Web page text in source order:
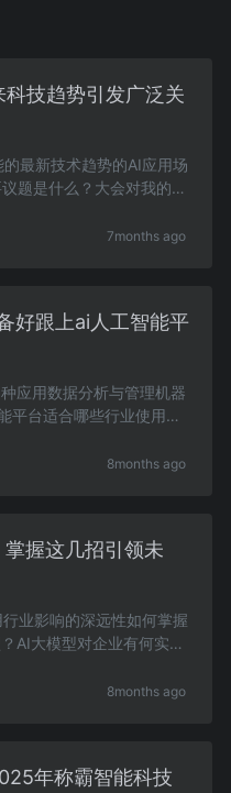
技趋势引发广泛关
最新技术趋势的AI应用场
题是什么？大会对我的职
7months ago
好跟上ai人工智能平
应用数据分析与管理机器
平台适合哪些行业使用？
8months ago
握这几招引领未
业影响的深远性如何掌握
AI大模型对企业有何实际
8months ago
年称霸智能科技